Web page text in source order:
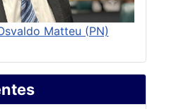
Matteu (PN)